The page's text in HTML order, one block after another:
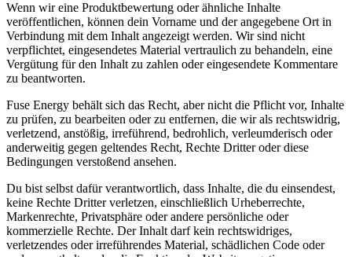
Wenn wir eine Produktbewertung oder ähnliche Inhalte
veröffentlichen, können dein Vorname und der angegebene Ort in
Verbindung mit dem Inhalt angezeigt werden. Wir sind nicht
verpflichtet, eingesendetes Material vertraulich zu behandeln, eine
Vergütung für den Inhalt zu zahlen oder eingesendete Kommentare
zu beantworten.
Fuse Energy behält sich das Recht, aber nicht die Pflicht vor, Inhalte
zu prüfen, zu bearbeiten oder zu entfernen, die wir als rechtswidrig,
verletzend, anstößig, irreführend, bedrohlich, verleumderisch oder
anderweitig gegen geltendes Recht, Rechte Dritter oder diese
Bedingungen verstoßend ansehen.
Du bist selbst dafür verantwortlich, dass Inhalte, die du einsendest,
keine Rechte Dritter verletzen, einschließlich Urheberrechte,
Markenrechte, Privatsphäre oder andere persönliche oder
kommerzielle Rechte. Der Inhalt darf kein rechtswidriges,
verletzendes oder irreführendes Material, schädlichen Code oder